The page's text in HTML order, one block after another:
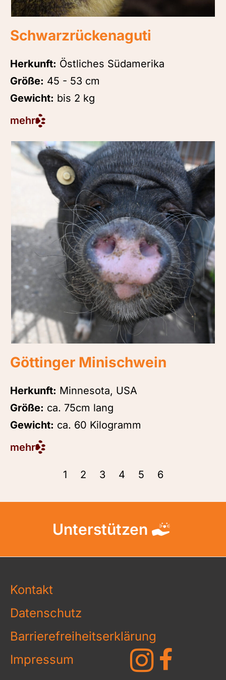
Schwarzrückenaguti
Herkunft: Östliches Südamerika
Größe: 45 - 53 cm
Gewicht: bis 2 kg
mehr
Göttinger Minischwein
Herkunft: Minnesota, USA
Größe: ca. 75cm lang
Gewicht: ca. 60 Kilogramm
mehr
1 2 3 4 5 6
Unterstützen
Kontakt
Datenschutz
Barrierefreiheitserklärung
Impressum